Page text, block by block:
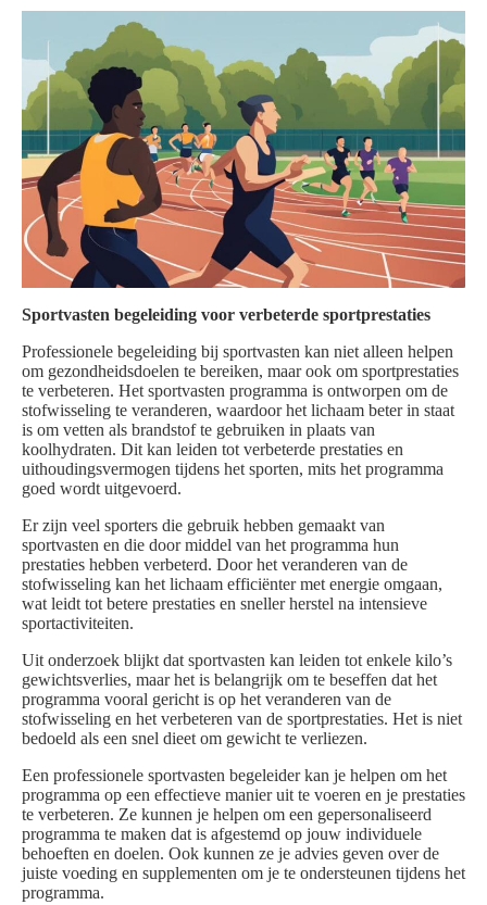
Sportvasten begeleiding voor verbeterde sportprestaties
Professionele begeleiding bij sportvasten kan niet alleen helpen
om gezondheidsdoelen te bereiken, maar ook om sportprestaties
te verbeteren. Het sportvasten programma is ontworpen om de
stofwisseling te veranderen, waardoor het lichaam beter in staat
is om vetten als brandstof te gebruiken in plaats van
koolhydraten. Dit kan leiden tot verbeterde prestaties en
uithoudingsvermogen tijdens het sporten, mits het programma
goed wordt uitgevoerd.
Er zijn veel sporters die gebruik hebben gemaakt van
sportvasten en die door middel van het programma hun
prestaties hebben verbeterd. Door het veranderen van de
stofwisseling kan het lichaam efficiënter met energie omgaan,
wat leidt tot betere prestaties en sneller herstel na intensieve
sportactiviteiten.
Uit onderzoek blijkt dat sportvasten kan leiden tot enkele kilo’s
gewichtsverlies, maar het is belangrijk om te beseffen dat het
programma vooral gericht is op het veranderen van de
stofwisseling en het verbeteren van de sportprestaties. Het is niet
bedoeld als een snel dieet om gewicht te verliezen.
Een professionele sportvasten begeleider kan je helpen om het
programma op een effectieve manier uit te voeren en je prestaties
te verbeteren. Ze kunnen je helpen om een gepersonaliseerd
programma te maken dat is afgestemd op jouw individuele
behoeften en doelen. Ook kunnen ze je advies geven over de
juiste voeding en supplementen om je te ondersteunen tijdens het
programma.